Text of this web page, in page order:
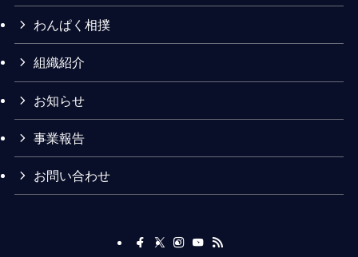
わんぱく相撲
組織紹介
お知らせ
事業報告
お問い合わせ